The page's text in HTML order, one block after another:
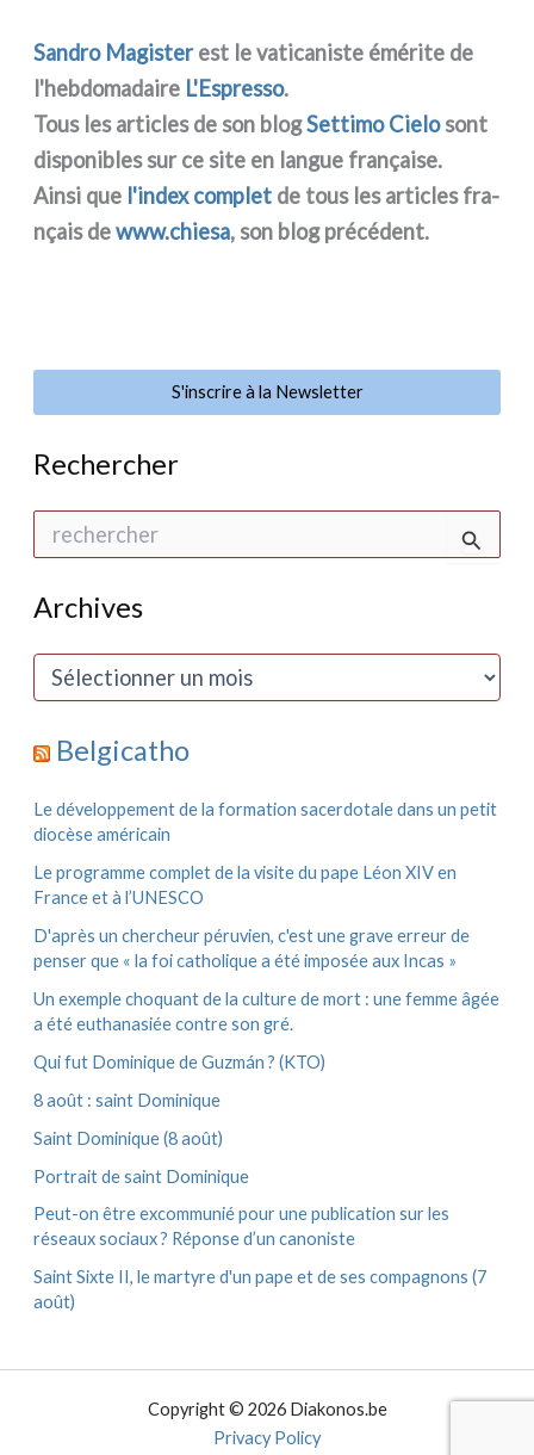
Sandro Magisterest le vati­ca­ni­ste émé­ri­te de
l'hebdomadaire L'Espresso.
Tous les arti­cles de son blogSettimo Cielosont
dispo­ni­bles sur ce site en lan­gue fra­nçai­se.
Ainsi que l'index com­plet de tous les arti­cles fra­
nçais dewww.chiesa, son blog pré­cé­dent.
S'inscrire à la Newsletter
Rechercher
e
c
Archives
A
i
e
s
Belgicatho
Le développement de la formation sacerdotale dans un petit
diocèse américain
Le programme complet de la visite du pape Léon XIV en
France et à l’UNESCO
D'après un chercheur péruvien, c'est une grave erreur de
penser que « la foi catholique a été imposée aux Incas »
Un exemple choquant de la culture de mort : une femme âgée
a été euthanasiée contre son gré.
Qui fut Dominique de Guzmán ? (KTO)
8 août : saint Dominique
Saint Dominique (8 août)
Portrait de saint Dominique
Peut-on être excommunié pour une publication sur les
réseaux sociaux ? Réponse d’un canoniste
Saint Sixte II, le martyre d'un pape et de ses compagnons (7
août)
Copyright © 2026 Diakonos.be
Privacy Policy